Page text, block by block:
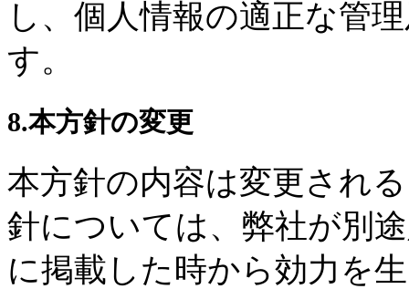
し、個人情報の適正な管
す。
8.本方針の変更
本方針の内容は変更され
針については、弊社が別
に掲載した時から効力を